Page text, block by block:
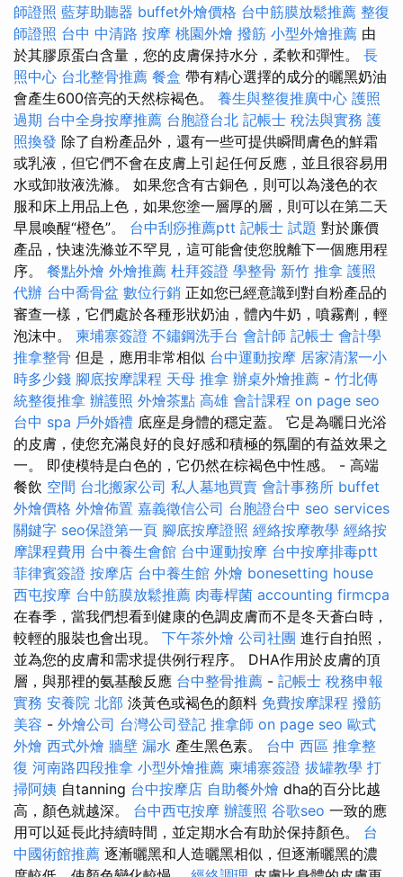
師證照 藍芽助聽器 buffet外燴價格 台中筋膜放鬆推薦 整復
師證照 台中 中清路 按摩 桃園外燴 撥筋 小型外燴推薦 由
於其膠原蛋白含量，您的皮膚保持水分，柔軟和彈性。 長
照中心 台北整骨推薦 餐盒 帶有精心選擇的成分的曬黑奶油
會產生600倍亮的天然棕褐色。 養生與整復推廣中心 護照
過期 台中全身按摩推薦 台胞證台北 記帳士 稅法與實務 護
照換發 除了自粉產品外，還有一些可提供瞬間膚色的鮮霜
或乳液，但它們不會在皮膚上引起任何反應，並且很容易用
水或卸妝液洗滌。 如果您含有古銅色，則可以為淺色的衣
服和床上用品上色，如果您塗一層厚的層，則可以在第二天
早晨喚醒“橙色”。 台中刮痧推薦ptt 記帳士 試題 對於廉價
產品，快速洗滌並不罕見，這可能會使您脫離下一個應用程
序。 餐點外燴 外燴推薦 杜拜簽證 學整骨 新竹 推拿 護照
代辦 台中喬骨盆 數位行銷 正如您已經意識到對自粉產品的
審查一樣，它們處於各種形狀奶油，體內牛奶，噴霧劑，輕
泡沫中。 柬埔寨簽證 不鏽鋼洗手台 會計師 記帳士 會計學
推拿整骨 但是，應用非常相似 台中運動按摩 居家清潔一小
時多少錢 腳底按摩課程 天母 推拿 辦桌外燴推薦 - 竹北傳
統整復推拿 辦護照 外燴茶點 高雄 會計課程 on page seo
台中 spa 戶外婚禮 底座是身體的穩定蓋。 它是為曬日光浴
的皮膚，使您充滿良好的良好感和積極的氛圍的有益效果之
一。 即使模特是白色的，它仍然在棕褐色中性感。 - 高端
餐飲 空間 台北搬家公司 私人墓地買賣 會計事務所 buffet
外燴價格 外燴佈置 嘉義徵信公司 台胞證台中 seo services
關鍵字 seo保證第一頁 腳底按摩證照 經絡按摩教學 經絡按
摩課程費用 台中養生會館 台中運動按摩 台中按摩排毒ptt
菲律賓簽證 按摩店 台中養生館 外燴 bonesetting house
西屯按摩 台中筋膜放鬆推薦 肉毒桿菌 accounting firmcpa
在春季，當我們想看到健康的色調皮膚而不是冬天蒼白時，
較輕的服裝也會出現。 下午茶外燴 公司社團 進行自拍照，
並為您的皮膚和需求提供例行程序。 DHA作用於皮膚的頂
層，與那裡的氨基酸反應 台中整骨推薦 - 記帳士 稅務申報
實務 安養院 北部 淡黃色或褐色的顏料 免費按摩課程 撥筋
美容 - 外燴公司 台灣公司登記 推拿師 on page seo 歐式
外燴 西式外燴 牆壁 漏水 產生黑色素。 台中 西區 推拿整
復 河南路四段推拿 小型外燴推薦 柬埔寨簽證 拔罐教學 打
掃阿姨 自tanning 台中按摩店 自助餐外燴 dha的百分比越
高，顏色就越深。 台中西屯按摩 辦護照 谷歌seo 一致的應
用可以延長此持續時間，並定期水合有助於保持顏色。 台
中國術館推薦 逐漸曬黑和人造曬黑相似，但逐漸曬黑的濃